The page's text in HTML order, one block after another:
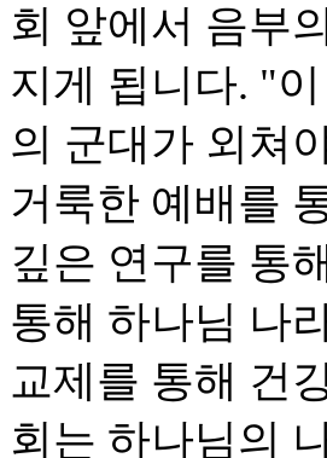
회 앞에서 음부
지게 됩니다. "
의 군대가 외쳐
거룩한 예배를
깊은 연구를 통
통해 하나님 나
교제를 통해 건
회는 하나님의